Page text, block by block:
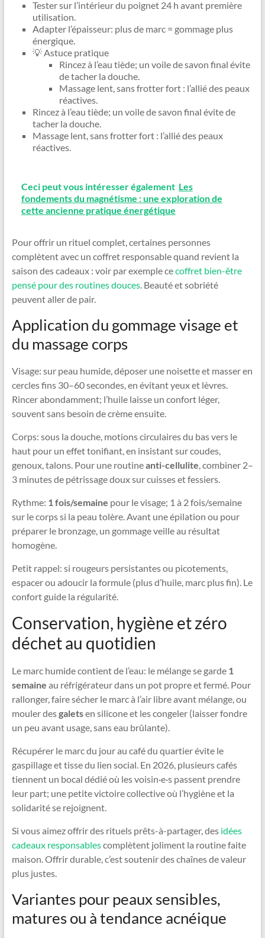
Tester sur l’intérieur du poignet 24 h avant première
utilisation.
Adapter l’épaisseur: plus de marc = gommage plus
énergique.
💡 Astuce pratique
Rincez à l’eau tiède; un voile de savon final évite
de tacher la douche.
Massage lent, sans frotter fort : l’allié des peaux
réactives.
Rincez à l’eau tiède; un voile de savon final évite de
tacher la douche.
Massage lent, sans frotter fort : l’allié des peaux
réactives.
Ceci peut vous intéresser également Les
fondements du magnétisme : une exploration de
cette ancienne pratique énergétique
Pour offrir un rituel complet, certaines personnes
complètent avec un coffret responsable quand revient la
saison des cadeaux : voir par exemple cecoffret bien-être
pensé pour des routines douces. Beauté et sobriété
peuvent aller de pair.
Application du gommage visage et
du massage corps
Visage: sur peau humide, déposer une noisette et masser en
cercles fins 30–60 secondes, en évitant yeux et lèvres.
Rincer abondamment; l’huile laisse un confort léger,
souvent sans besoin de crème ensuite.
Corps: sous la douche, motions circulaires du bas vers le
haut pour un effet tonifiant, en insistant sur coudes,
genoux, talons. Pour une routineanti-cellulite, combiner 2–
3 minutes de pétrissage doux sur cuisses et fessiers.
Rythme: 1 fois/semaine pour le visage; 1 à 2 fois/semaine
sur le corps si la peau tolère. Avant une épilation ou pour
préparer le bronzage, un gommage veille au résultat
homogène.
Petit rappel: si rougeurs persistantes ou picotements,
espacer ou adoucir la formule (plus d’huile, marc plus fin). Le
confort guide la régularité.
Conservation, hygiène et zéro
déchet au quotidien
Le marc humide contient de l’eau: le mélange se garde 1
semaine au réfrigérateur dans un pot propre et fermé. Pour
rallonger, faire sécher le marc à l’air libre avant mélange, ou
mouler desgaletsen silicone et les congeler (laisser fondre
un peu avant usage, sans eau brûlante).
Récupérer le marc du jour au café du quartier évite le
gaspillage et tisse du lien social. En 2026, plusieurs cafés
tiennent un bocal dédié où les voisin·e·s passent prendre
leur part; une petite victoire collective où l’hygiène et la
solidarité se rejoignent.
Si vous aimez offrir des rituels prêts-à-partager, des idées
cadeaux responsablescomplètent joliment la routine faite
maison. Offrir durable, c’est soutenir des chaînes de valeur
plus justes.
Variantes pour peaux sensibles,
matures ou à tendance acnéique